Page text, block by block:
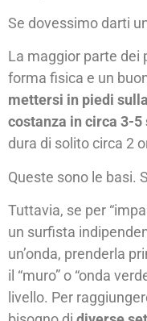
Se dovessimo darti
La maggior parte dei
forma fisica e un
mettersi in piedi
costanza in circa 3-
dura di solito circa 2
Queste sono le basi.
Tuttavia, se per
un surfista
un’onda, prenderla
il “muro” o “onda
livello. Per